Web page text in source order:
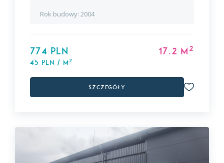
Rok budowy: 2004
774 PLN
45 PLN / m2
17.2 m 2
Szczegóły